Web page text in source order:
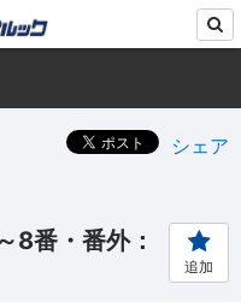
シェア
番・番外：
追加